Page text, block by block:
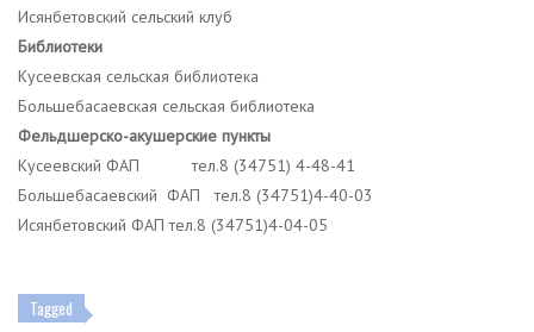
Исянбетовский сельский клуб
Библиотеки
Кусеевская сельская библиотека
Большебасаевская сельская библиотека
Фельдшерско-акушерские пункты
Кусеевский ФАП тел.8 (34751) 4-48-41
Большебасаевский ФАП тел.8 (34751)4-40-03
Исянбетовский ФАП тел.8 (34751)4-04-05
Tagged